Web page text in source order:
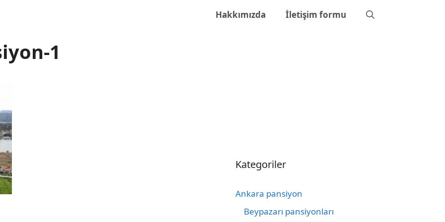
Hakkımızda İletişim formu
1
Kategoriler
Ankara pansiyon
Beypazarı pansiyonları